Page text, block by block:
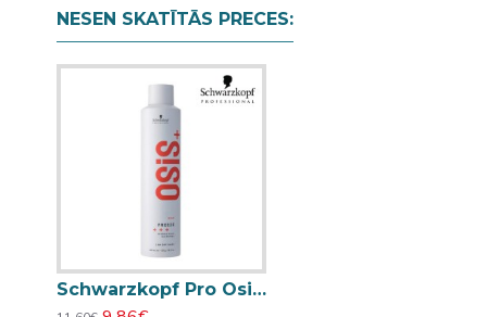
NESEN SKATĪTĀS PRECES:
Schwarzkopf Pro Osis+ Freeze stipras fiksācijas matu laka 300ml